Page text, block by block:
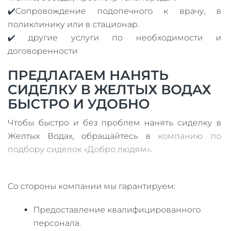
✔️Сопровождение подопечного к врачу, в
поликлинику или в стационар.
✔️ другие услуги по необходимости и
договоренности
ПРЕДЛАГАЕМ НАНЯТЬ
СИДЕЛКУ В ЖЕЛТЫХ ВОДАХ
БЫСТРО И УДОБНО
Чтобы быстро и без проблем нанять сиделку в
Желтых Водах, обращайтесь в компанию по
подбору сиделок «Добро людям».
Со стороны компании мы гарантируем:
Предоставление квалифицированного
персонала.